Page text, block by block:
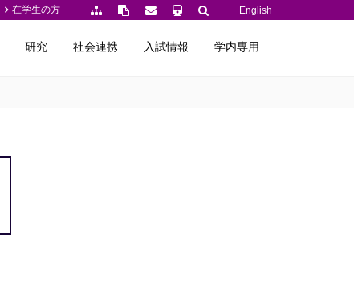
在学生の方 English
研究 社会連携 入試情報 学内専用